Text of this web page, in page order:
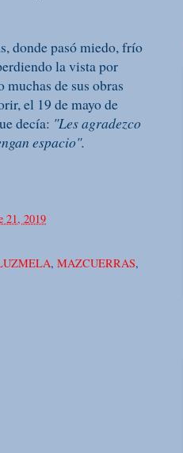
donde pasó miedo, frío
la vista por
de sus obras
el 19 de mayo de
decía: "Les agradezco
espacio".
21, 2019
, MAZCUERRAS,